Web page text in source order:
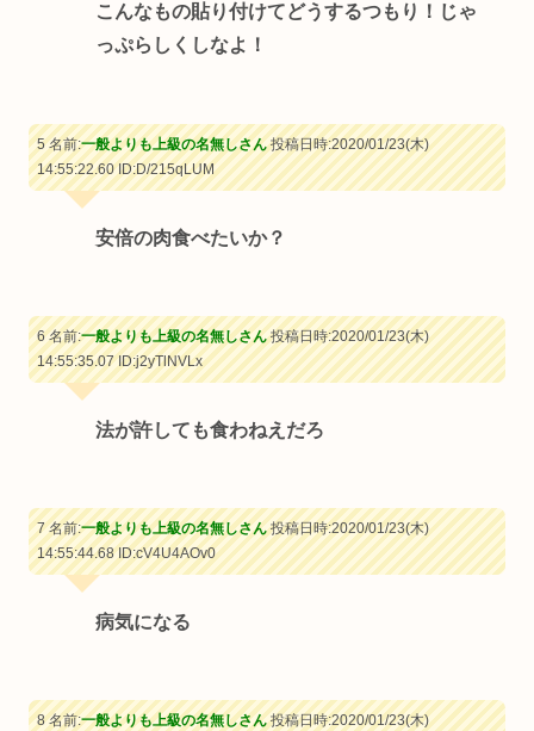
こんなもの貼り付けてどうするつもり！じゃ
っぷらしくしなよ！
5 名前:一般よりも上級の名無しさん投稿日時:2020/01/23(木)
14:55:22.60ID:D/215qLUM
安倍の肉食べたいか？
6 名前:一般よりも上級の名無しさん投稿日時:2020/01/23(木)
14:55:35.07ID:j2yTlNVLx
法が許しても食わねえだろ
7 名前:一般よりも上級の名無しさん投稿日時:2020/01/23(木)
14:55:44.68ID:cV4U4AOv0
病気になる
8 名前:一般よりも上級の名無しさん投稿日時:2020/01/23(木)